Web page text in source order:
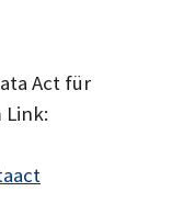
Act für